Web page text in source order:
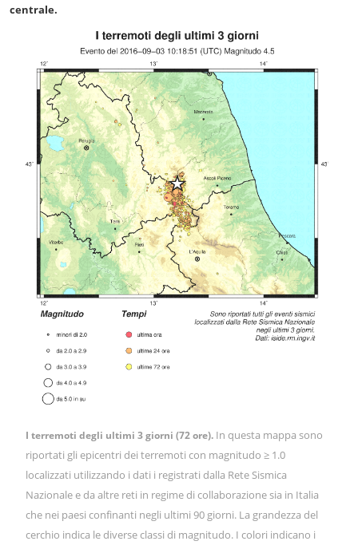
centrale.
I terremoti degli ultimi 3 giorni (72 ore). In questa mappa sono
riportati gli epicentri dei terremoti con magnitudo ≥ 1.0
localizzati utilizzando i dati i registrati dalla Rete Sismica
Nazionale e da altre reti in regime di collaborazione sia in Italia
che nei paesi confinanti negli ultimi 90 giorni. La grandezza del
cerchio indica le diverse classi di magnitudo. I colori indicano i